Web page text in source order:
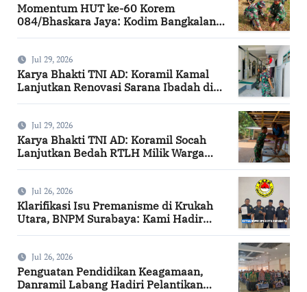
Momentum HUT ke-60 Korem
084/Bhaskara Jaya: Kodim Bangkalan
Jul 29, 2026
Karya Bhakti TNI AD: Koramil Kamal
Lanjutkan Renovasi Sarana Ibadah di
Jul 29, 2026
Karya Bhakti TNI AD: Koramil Socah
Lanjutkan Bedah RTLH Milik Warga
Jul 26, 2026
Klarifikasi Isu Premanisme di Krukah
Utara, BNPM Surabaya: Kami Hadir
Jul 26, 2026
Penguatan Pendidikan Keagamaan,
Danramil Labang Hadiri Pelantikan